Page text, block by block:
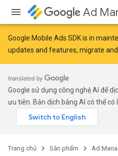
Ad
Google Mobile Ads SDK is in
updates and features, migrate and
Google sử dụng công nghệ AI để
ưu tiên. Bản dịch bằng AI có thể có
Trang chủ Sản phẩm Ad